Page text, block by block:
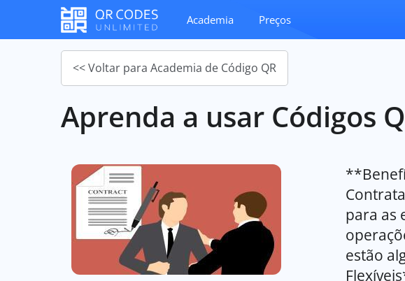
Academia Preços
<< Voltar para Academia de Código QR
Aprenda a usar Códigos
para as
estão